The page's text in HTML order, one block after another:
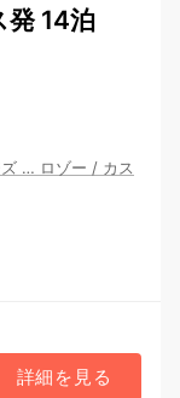
発 14泊
… ロゾー / カス
詳細を見る